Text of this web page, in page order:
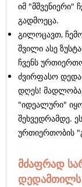
იმ "მშვენიერი"
გადმოეცა.
გილოცავთ,
შვილი ასე
ჩვენს
ძვირფასო
დღეს!
"იდეალური"
შეხვედრამდე.
ურთიერთობის
მძაფრად
დედამთილს